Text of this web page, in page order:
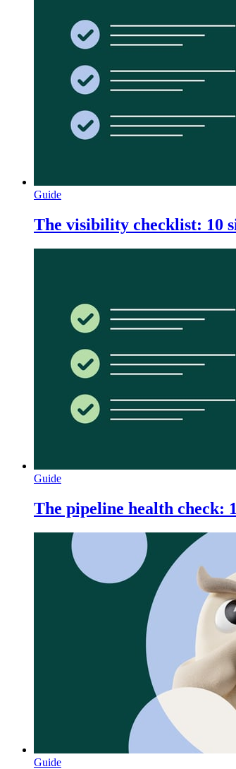
Guide
The visibility checklist: 10
Guide
The pipeline health check:
Guide